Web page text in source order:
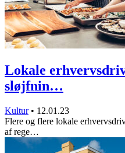
Lokale
sløjfnin…
Kultur • 12.01.23
Flere og flere lokale
af rege…